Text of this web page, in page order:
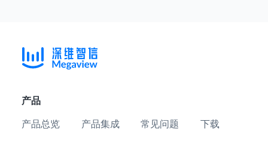
产品
产品总览 产品集成 常见问题 下载